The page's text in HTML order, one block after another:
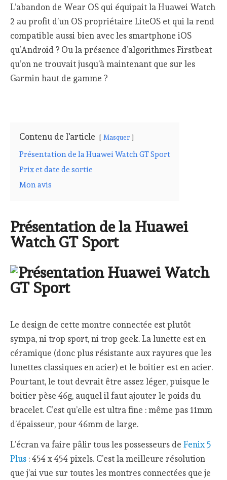
L’abandon de Wear OS qui équipait la Huawei Watch
2 au profit d’un OS propriétaire LiteOS et qui la rend
compatible aussi bien avec les smartphone iOS
qu’Android ? Ou la présence d’algorithmes Firstbeat
qu’on ne trouvait jusqu’à maintenant que sur les
Garmin haut de gamme ?
Contenu de l'article Masquer
Présentation de la Huawei Watch GT Sport
Prix et date de sortie
Mon avis
Présentation de la Huawei
Watch GT Sport
Le design de cette montre connectée est plutôt
sympa, ni trop sport, ni trop geek. La lunette est en
céramique (donc plus résistante aux rayures que les
lunettes classiques en acier) et le boitier est en acier.
Pourtant, le tout devrait être assez léger, puisque le
boitier pèse 46g, auquel il faut ajouter le poids du
bracelet. C’est qu’elle est ultra fine : même pas 11mm
d’épaisseur, pour 46mm de large.
L’écran va faire pâlir tous les possesseurs deFenix 5
Plus : 454 x 454 pixels. C’est la meilleure résolution
que j’ai vue sur toutes les montres connectées que je